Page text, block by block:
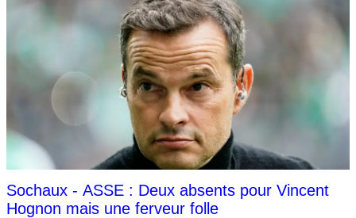
Sochaux - ASSE : Deux absents pour Vincent
Hognon mais une ferveur folle